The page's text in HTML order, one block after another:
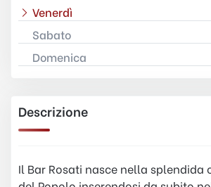
Venerdì
Sabato
Domenica
Descrizione
Il Bar Rosati nasce nella splendida